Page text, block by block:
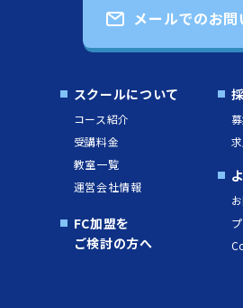
メールでのお問
スクールについて
コース紹介
受講料金
教室一覧
運営会社情報
FC加盟を
ご検討の方へ